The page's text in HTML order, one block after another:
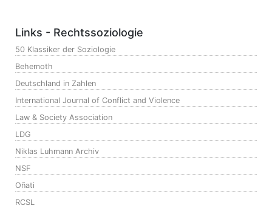
Links - Rechtssoziologie
50 Klassiker der Soziologie
Behemoth
Deutschland in Zahlen
International Journal of Conflict and Violence
Law & Society Association
LDG
Niklas Luhmann Archiv
NSF
Oñati
RCSL